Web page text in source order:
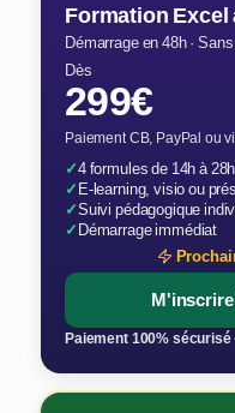
Formation
Démarrage en 48h ·
Dès
299€
Paiement CB, PayPal ou
✓4 formules de 14h à 28h
✓E-learning, visio ou
✓Suivi pédagogique
✓Démarrage immédiat
Paiement 100% sécurisé